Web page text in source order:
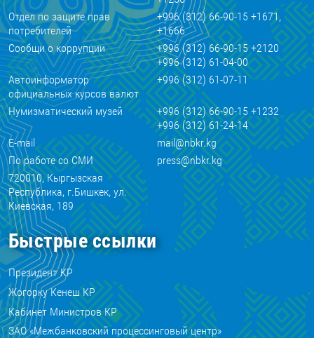
Отдел по защите прав
потребителей
+996 (312) 66-90-15 +1671,
+1666
Сообщи о коррупции
+996 (312) 66-90-15 +2120
+996 (312) 61-04-00
Автоинформатор
официальных курсов валют
+996 (312) 61-07-11
Нумизматический музей
+996 (312) 66-90-15 +1232
+996 (312) 61-24-14
E-mail
mail@nbkr.kg
По работе со СМИ
press@nbkr.kg
720010, Кыргызская
Республика, г.Бишкек, ул.
Киевская, 189
Быстрые ссылки
Президент КР
Жогорку Кенеш КР
Кабинет Министров КР
ЗАО «Межбанковский процессинговый центр»